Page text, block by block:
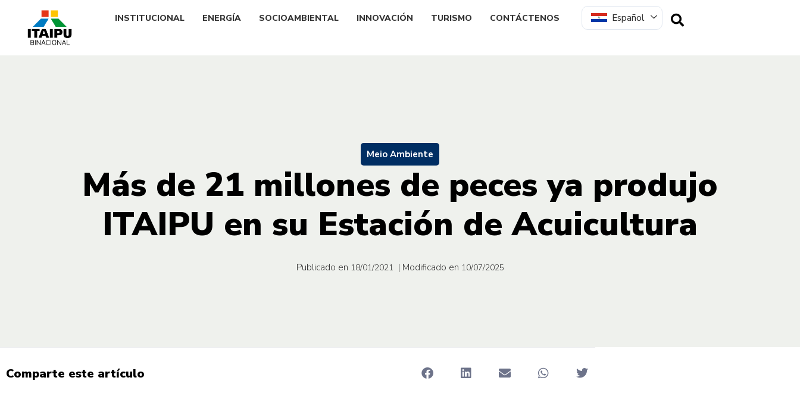
INSTITUCIONAL ENERGÍA SOCIOAMBIENTAL INNOVACIÓN TURISMO CONTÁCTENOS Español
Meio Ambiente
Más de 21 millones de peces ya produjo
ITAIPU en su Estación de Acuicultura
Publicado en 18/01/2021 | Modificado en 10/07/2025
Comparte este artículo